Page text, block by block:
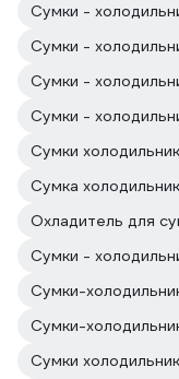
Сумки -
Сумки -
Сумки
Сумка
Охладитель для
Сумки-
Сумки